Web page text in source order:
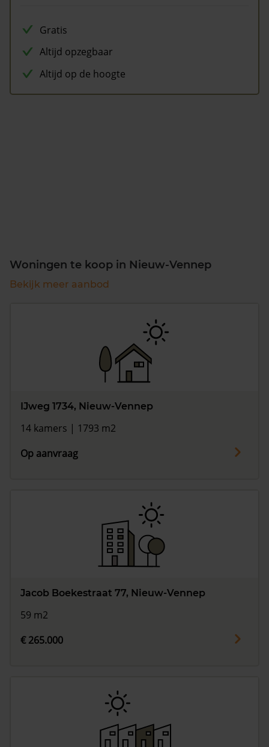
Gratis
Altijd opzegbaar
Altijd op de hoogte
Woningen te koop in Nieuw-Vennep
Bekijk meer aanbod
IJweg 1734, Nieuw-Vennep
14 kamers | 1793 m2
Op aanvraag
Jacob Boekestraat 77, Nieuw-Vennep
59 m2
€ 265.000